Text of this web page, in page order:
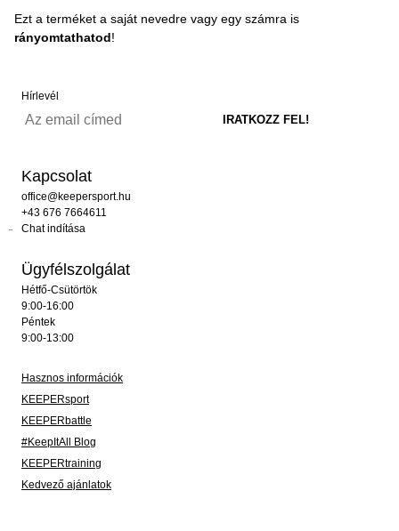
Ezt a terméket a saját nevedre vagy egy számra is
rányomtathatod!
Hírlevél
Kapcsolat
office@keepersport.hu
+43 676 7664611
Chat indítása
Ügyfélszolgálat
Hétfő-Csütörtök
9:00-16:00
Péntek
9:00-13:00
Hasznos információk
KEEPERsport
KEEPERbattle
#KeepItAll Blog
KEEPERtraining
Kedvező ajánlatok